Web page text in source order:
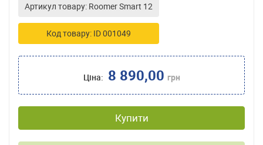
Артикул товару: Roomer Smart 12
Код товару: ID 001049
Ціна: 8 890,00 грн
Купити